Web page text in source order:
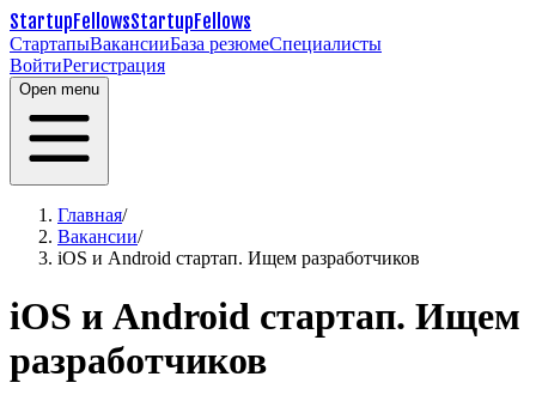
StartupFellowsStartupFellows
СтартапыВакансииБаза резюмеСпециалисты
ВойтиРегистрация
Open menu
Главная/
Вакансии/
iOS и Android стартап. Ищем разработчиков
iOS и Android стартап. Ищем
разработчиков